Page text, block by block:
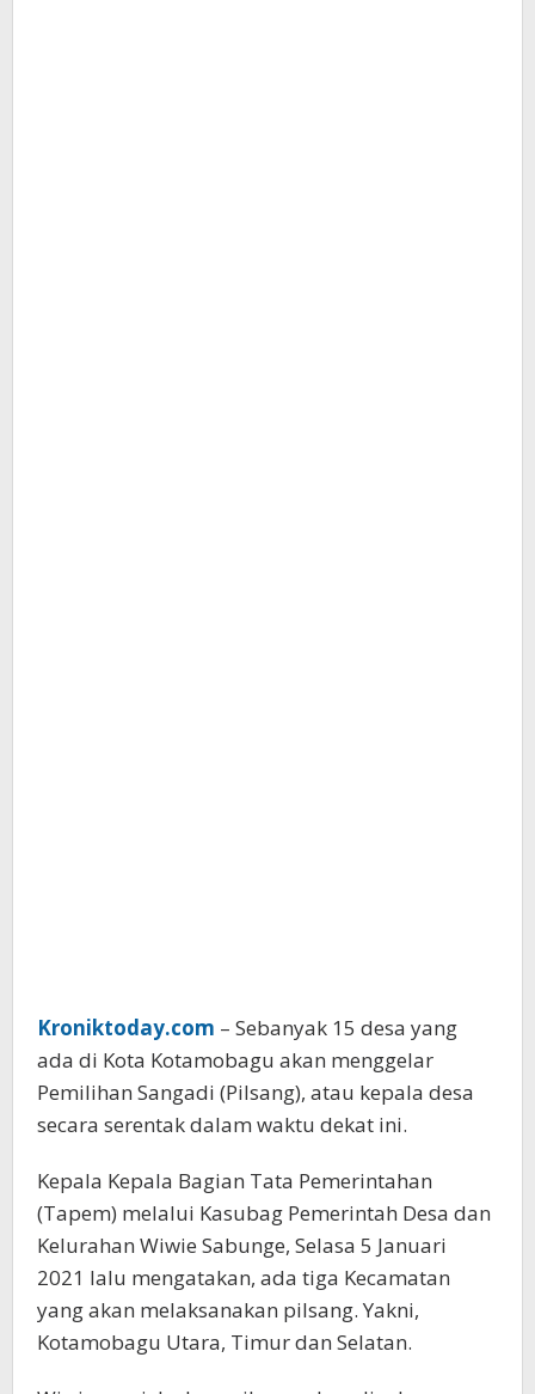
Kroniktoday.com – Sebanyak 15 desa yang
ada di Kota Kotamobagu akan menggelar
Pemilihan Sangadi (Pilsang), atau kepala desa
secara serentak dalam waktu dekat ini.
Kepala Kepala Bagian Tata Pemerintahan
(Tapem) melalui Kasubag Pemerintah Desa dan
Kelurahan Wiwie Sabunge, Selasa 5 Januari
2021 lalu mengatakan, ada tiga Kecamatan
yang akan melaksanakan pilsang. Yakni,
Kotamobagu Utara, Timur dan Selatan.